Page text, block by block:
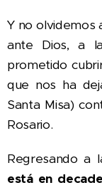
Y no olvidemos
ante Dios, a
prometido
que nos ha
Santa Misa)
Rosario.
Regresando a
está en